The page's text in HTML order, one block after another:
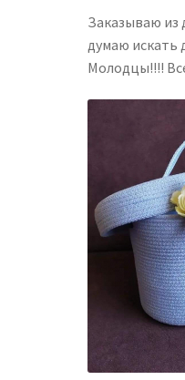
Заказываю из
думаю искать
Молодцы!!!!